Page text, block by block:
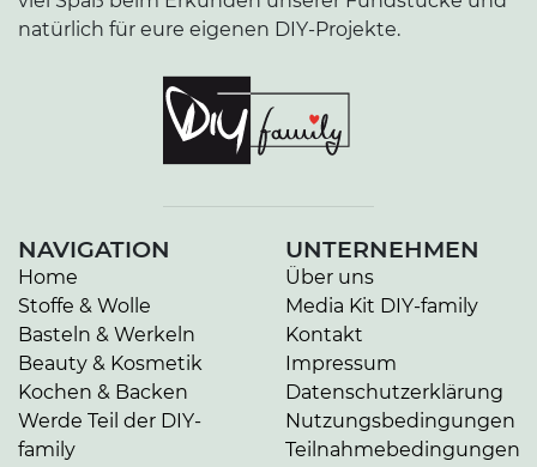
natürlich für eure eigenen DIY-Projekte.
NAVIGATION
Home
Stoffe & Wolle
Basteln & Werkeln
Beauty & Kosmetik
Kochen & Backen
Werde Teil der DIY-
family
UNTERNEHMEN
Über uns
Media Kit DIY-family
Kontakt
Impressum
Datenschutzerklärung
Nutzungsbedingungen
Teilnahmebedingungen